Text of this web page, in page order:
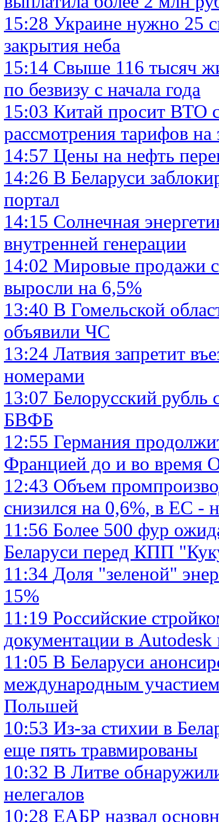
15:28 Украине нужно 25
закрытия неба
15:14 Свыше 116 тысяч
по безвизу с начала года
15:03 Китай просит ВТО
рассмотрения тарифов
14:57 Цены на нефть
14:26 В Беларуси
портал
14:15 Солнечная
внутренней генерации
14:02 Мировые продажи
выросли на 6,5%
13:40 В Гомельской
объявили ЧС
13:24 Латвия запретит
номерами
13:07 Белорусский рубль
БВФБ
12:55 Германия
Францией до и во время
12:43 Объем
снизился на 0,6%, в ЕС -
11:56 Более 500 фур
Беларуси перед КПП
11:34 Доля "зеленой"
15%
11:19 Российские
документации в Autodesk
11:05 В Беларуси
международным
Польшей
10:53 Из-за стихии в
еще пять травмированы
10:32 В Литве
нелегалов
10:28 ЕАБР назвал